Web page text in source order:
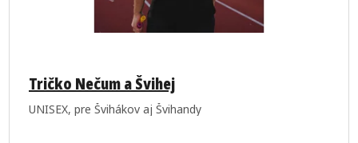
Tričko Nečum a Švihej
UNISEX, pre Švihákov aj Švihandy